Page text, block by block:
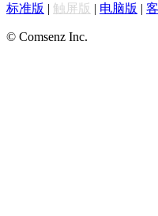
标准版 | 触屏版 | 电脑版 |
© Comsenz Inc.